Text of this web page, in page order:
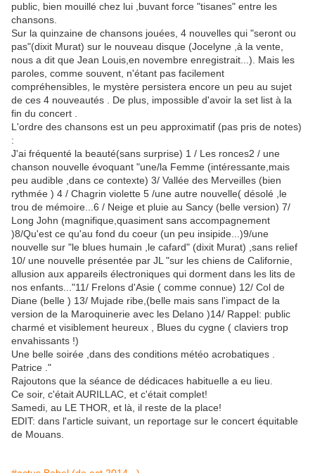
public, bien mouillé chez lui ,buvant force "tisanes" entre les
chansons.
Sur la quinzaine de chansons jouées, 4 nouvelles qui "seront ou
pas"(dixit Murat) sur le nouveau disque (Jocelyne ,à la vente,
nous a dit que Jean Louis,en novembre enregistrait...). Mais les
paroles, comme souvent, n'étant pas facilement
compréhensibles, le mystère persistera encore un peu au sujet
de ces 4 nouveautés . De plus, impossible d'avoir la set list à la
fin du concert .
L'ordre des chansons est un peu approximatif (pas pris de notes)
:
J'ai fréquenté la beauté(sans surprise) 1 / Les ronces2 / une
chanson nouvelle évoquant "une/la Femme (intéressante,mais
peu audible ,dans ce contexte) 3/ Vallée des Merveilles (bien
rythmée ) 4 / Chagrin violette 5 /une autre nouvelle( désolé ,le
trou de mémoire...6 / Neige et pluie au Sancy (belle version) 7/
Long John (magnifique,quasiment sans accompagnement
)8/Qu'est ce qu'au fond du coeur (un peu insipide...)9/une
nouvelle sur "le blues humain ,le cafard" (dixit Murat) ,sans relief
10/ une nouvelle présentée par JL "sur les chiens de Californie,
allusion aux appareils électroniques qui dorment dans les lits de
nos enfants..."11/ Frelons d'Asie ( comme connue) 12/ Col de
Diane (belle ) 13/ Mujade ribe,(belle mais sans l'impact de la
version de la Maroquinerie avec les Delano )14/ Rappel: public
charmé et visiblement heureux , Blues du cygne ( claviers trop
envahissants !)
Une belle soirée ,dans des conditions météo acrobatiques .
Patrice ."
Rajoutons que la séance de dédicaces habituelle a eu lieu.
Ce soir, c'était AURILLAC, et c'était complet!
Samedi, au LE THOR, et là, il reste de la place!
EDIT: dans l'article suivant, un reportage sur le concert équitable
de Mouans.